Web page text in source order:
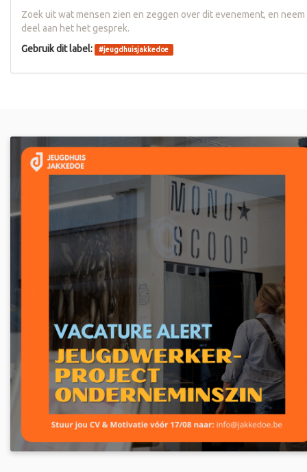
Zoek uit wat mensen zien en zeggen over dit evenement, en neem
deel aan het het gesprek.
Gebruik dit label:
#jeugdhuisjakkedoe